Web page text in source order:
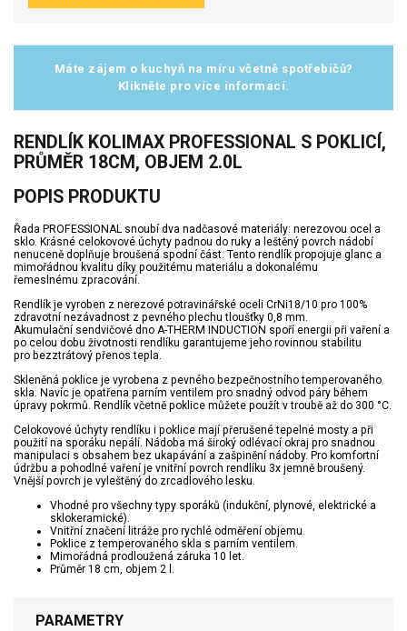
Máte zájem o kuchyň na míru včetně spotřebičů?
Klikněte pro více informací.
RENDLÍK KOLIMAX PROFESSIONAL S POKLICÍ,
PRŮMĚR 18CM, OBJEM 2.0L
POPIS PRODUKTU
Řada PROFESSIONAL snoubí dva nadčasové materiály: nerezovou ocel a
sklo. Krásné celokovové úchyty padnou do ruky a leštěný povrch nádobí
nenuceně doplňuje broušená spodní část. Tento rendlík propojuje glanc a
mimořádnou kvalitu díky použitému materiálu a dokonalému
řemeslnému zpracování.
Rendlík je vyroben z nerezové potravinářské oceli CrNi18/10 pro 100%
zdravotní nezávadnost z pevného plechu tloušťky 0,8 mm.
Akumulační sendvičové dno A-THERM INDUCTION spoří energii při vaření a
po celou dobu životnosti rendlíku garantujeme jeho rovinnou stabilitu
pro bezztrátový přenos tepla.
Skleněná poklice je vyrobena z pevného bezpečnostního temperovaného
skla. Navíc je opatřena parním ventilem pro snadný odvod páry během
úpravy pokrmů. Rendlík včetně poklice můžete použít v troubě až do 300 °C.
Celokovové úchyty rendlíku i poklice mají přerušené tepelné mosty a při
použití na sporáku nepálí. Nádoba má široký odlévací okraj pro snadnou
manipulaci s obsahem bez ukapávání a zašpinění nádoby. Pro komfortní
údržbu a pohodlné vaření je vnitřní povrch rendlíku 3x jemně broušený.
Vnější povrch je vyleštěný do zrcadlového lesku.
Vhodné pro všechny typy sporáků (indukční, plynové, elektrické a
sklokeramické).
Vnitřní značení litráže pro rychlé odměření objemu.
Poklice z temperovaného skla s parním ventilem.
Mimořádná prodloužená záruka 10 let.
Průměr 18 cm, objem 2 l.
PARAMETRY